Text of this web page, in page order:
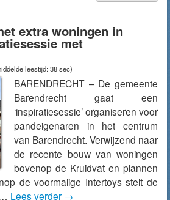
extra woningen in
met
leestijd: 38 sec)
BARENDRECHT – De gemeente
Barendrecht gaat een
‘inspiratiesessie’ organiseren voor
pandeigenaren in het centrum
van Barendrecht. Verwijzend naar
de recente bouw van woningen
bovenop de Kruidvat en plannen
de voormalige Intertoys stelt de
Lees verder →